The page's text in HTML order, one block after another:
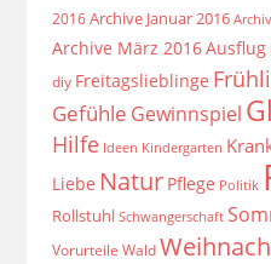
2016 Archive Januar 2016
Archive März 2016Ausflug
diy Freitagslieblinge
Gefühle Gewinnspiel
Hilfe Ideen Kindergarten
Liebe Natur Pflege Politik
Rollstuhl Schwangerschaft
Vorurteile Wald